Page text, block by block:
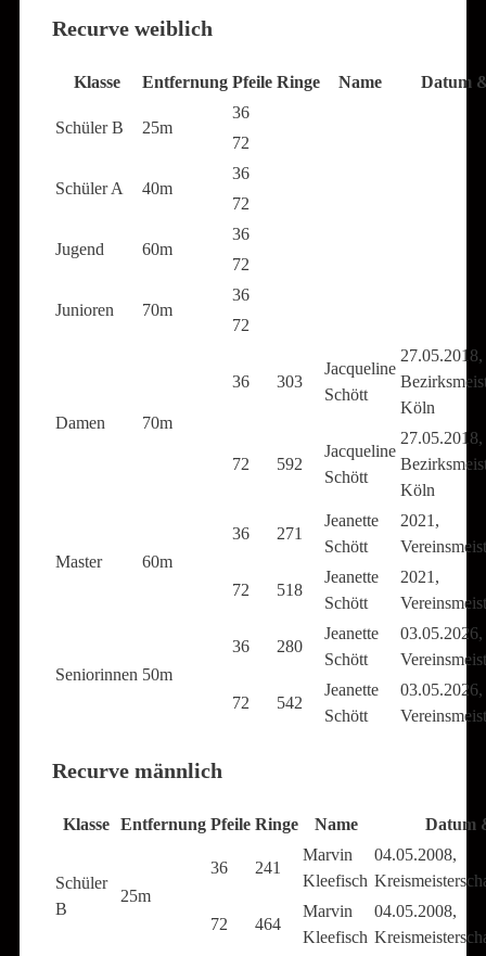
Recurve weiblich
Klasse Entfernung Pfeile Ringe Name Datum
Schüler B 25m
36
72
Schüler A 40m
36
72
Jugend 60m
36
72
Junioren 70m
36
72
Damen 70m
36 303
Jacqueline
Schött
27.05.2018,
Köln
72 592
Jacqueline
Schött
27.05.2018,
Köln
Master 60m
36 271
Jeanette
Schött
2021,
72 518
Jeanette
Schött
2021,
Seniorinnen 50m
36 280
Jeanette
Schött
03.05.2026,
72 542
Jeanette
Schött
03.05.2026,
Recurve männlich
Klasse Entfernung Pfeile Ringe Name Datum
Schüler
B
25m
36 241
Marvin
Kleefisch
04.05.2008,
72 464
Marvin
Kleefisch
04.05.2008,